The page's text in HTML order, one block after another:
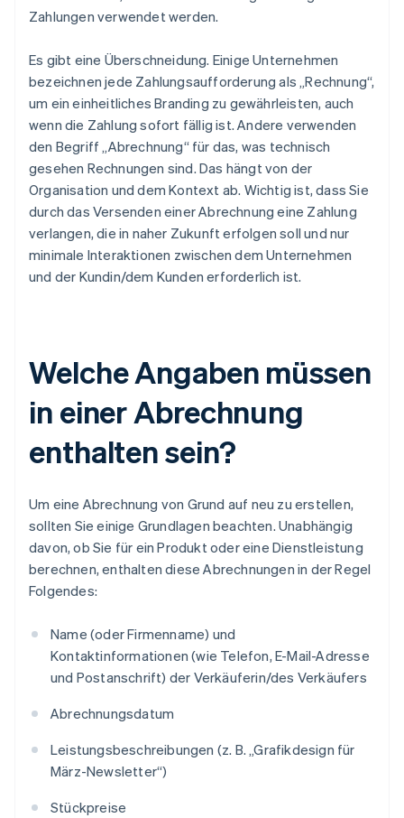
Zahlungen verwendet werden.
Es gibt eine Überschneidung. Einige Unternehmen
bezeichnen jede Zahlungsaufforderung als „Rechnung“,
um ein einheitliches Branding zu gewährleisten, auch
wenn die Zahlung sofort fällig ist. Andere verwenden
den Begriff „Abrechnung“ für das, was technisch
gesehen Rechnungen sind. Das hängt von der
Organisation und dem Kontext ab. Wichtig ist, dass Sie
durch das Versenden einer Abrechnung eine Zahlung
verlangen, die in naher Zukunft erfolgen soll und nur
minimale Interaktionen zwischen dem Unternehmen
und der Kundin/dem Kunden erforderlich ist.
Welche Angaben müssen
in einer Abrechnung
enthalten sein?
Um eine Abrechnung von Grund auf neu zu erstellen,
sollten Sie einige Grundlagen beachten. Unabhängig
davon, ob Sie für ein Produkt oder eine Dienstleistung
berechnen, enthalten diese Abrechnungen in der Regel
Folgendes:
Name (oder Firmenname) und
Kontaktinformationen (wie Telefon, E-Mail-Adresse
und Postanschrift) der Verkäuferin/des Verkäufers
Abrechnungsdatum
Leistungsbeschreibungen (z. B. „Grafikdesign für
März-Newsletter“)
Stückpreise